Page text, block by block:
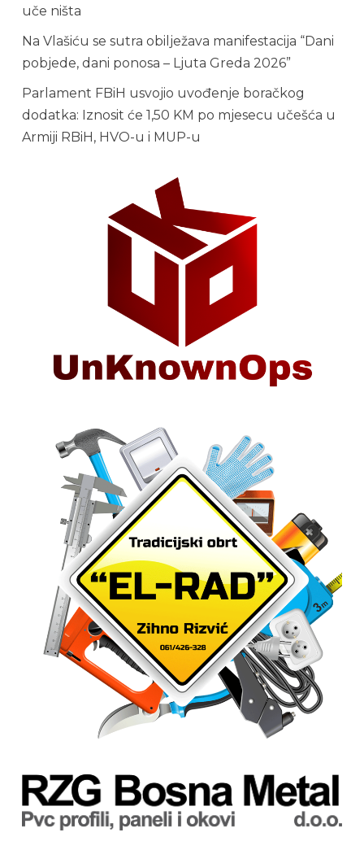
uče ništa
Na Vlašiću se sutra obilježava manifestacija “Dani
pobjede, dani ponosa – Ljuta Greda 2026”
Parlament FBiH usvojio uvođenje boračkog
dodatka: Iznosit će 1,50 KM po mjesecu učešća u
Armiji RBiH, HVO-u i MUP-u